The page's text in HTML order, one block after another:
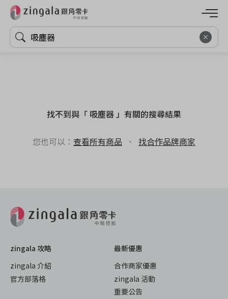
找不到與「 吸塵器 」有關的搜尋結果
您也可以： 查看所有商品 、 找合作品牌商家
zingala 攻略
zingala 介紹
官方部落格
最新優惠
合作商家優惠
zingala 活動
重要公告